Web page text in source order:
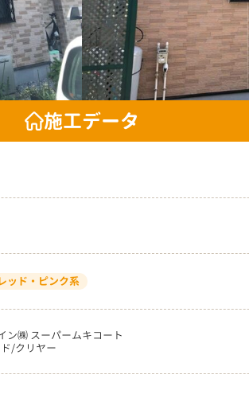
施工データ
ッド・ピンク系
ン㈱ スーパームキコート
/クリヤー